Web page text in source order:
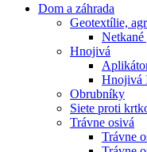
Dom a záhrada
Geotextílie,
Hnojivá
Hnojivá
Obrubníky
Siete proti
Trávne osivá
Trávne